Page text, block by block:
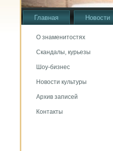
Главная Новости
О знаменитостях
Скандалы, курьезы
Шоу-бизнес
Новости культуры
Архив записей
Контакты